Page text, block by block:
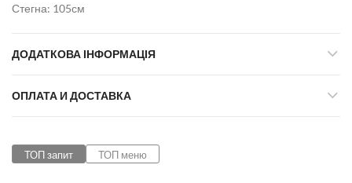
Стегна: 105см
ДОДАТКОВА ІНФОРМАЦІЯ
ОПЛАТА И ДОСТАВКА
ТОП запит ТОП меню